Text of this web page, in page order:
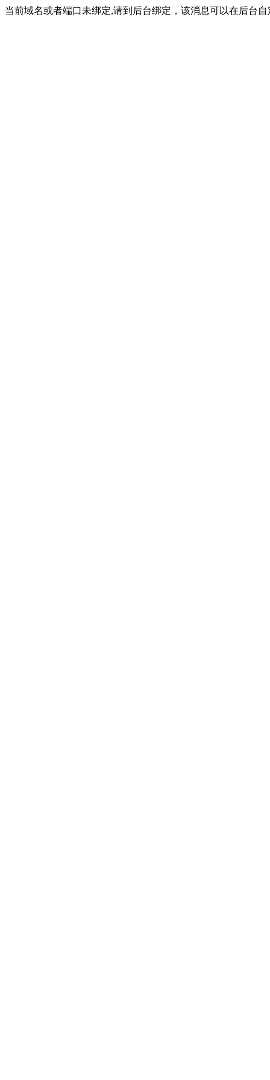
当前域名或者端口未绑定,请到后台绑定，该消息可以在后台自